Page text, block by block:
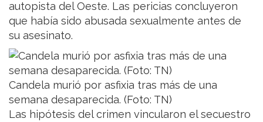
autopista del Oeste. Las pericias concluyeron
que había sido abusada sexualmente antes de
su asesinato.
Candela murió por asfixia tras más de una
semana desaparecida. (Foto: TN)
Las hipótesis del crimen vincularon el secuestro